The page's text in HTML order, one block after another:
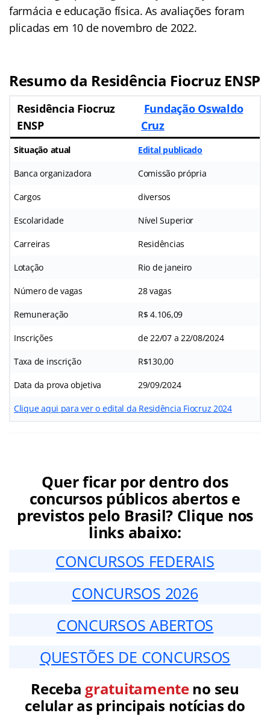
farmácia e educação física. As avaliações foram
plicadas em 10 de novembro de 2022.
Resumo da Residência Fiocruz ENSP
Residência Fiocruz
ENSP
Fundação Oswaldo
Cruz
Situação atual Edital publicado
Banca organizadora Comissão própria
Cargos diversos
Escolaridade Nível Superior
Carreiras Residências
Lotação Rio de janeiro
Número de vagas 28 vagas
Remuneração R$ 4.106,09
Inscrições de 22/07 a 22/08/2024
Taxa de inscrição R$130,00
Data da prova objetiva 29/09/2024
Clique aqui para ver o edital da Residência Fiocruz 2024
Quer ficar por dentro dos
concursos públicos abertos e
previstos pelo Brasil? Clique nos
links abaixo:
CONCURSOS FEDERAIS
CONCURSOS 2026
CONCURSOS ABERTOS
QUESTÕES DE CONCURSOS
Receba gratuitamenteno seu
celular as principais notícias do